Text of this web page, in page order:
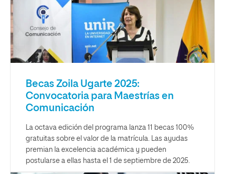
Becas Zoila Ugarte 2025:
Convocatoria para Maestrías en
Comunicación
La octava edición del programa lanza 11 becas 100%
gratuitas sobre el valor de la matrícula. Las ayudas
premian la excelencia académica y pueden
postularse a ellas hasta el 1 de septiembre de 2025.